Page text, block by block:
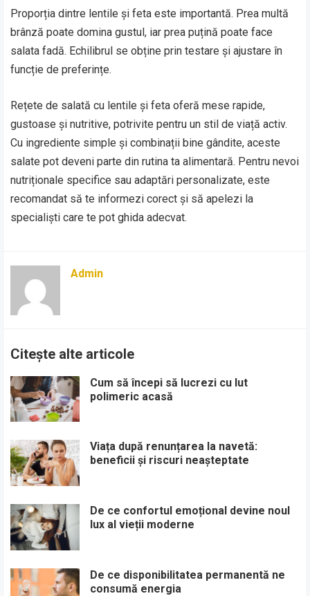
Proporția dintre lentile și feta este importantă. Prea multă
brânză poate domina gustul, iar prea puțină poate face
salata fadă. Echilibrul se obține prin testare și ajustare în
funcție de preferințe.
Rețete de salată cu lentile și feta oferă mese rapide,
gustoase și nutritive, potrivite pentru un stil de viață activ.
Cu ingrediente simple și combinații bine gândite, aceste
salate pot deveni parte din rutina ta alimentară. Pentru nevoi
nutriționale specifice sau adaptări personalizate, este
recomandat să te informezi corect și să apelezi la
specialiști care te pot ghida adecvat.
Admin
Citește alte articole
Cum să începi să lucrezi cu lut
polimeric acasă
Viața după renunțarea la navetă:
beneficii și riscuri neașteptate
De ce confortul emoțional devine noul
lux al vieții moderne
De ce disponibilitatea permanentă ne
consumă energia